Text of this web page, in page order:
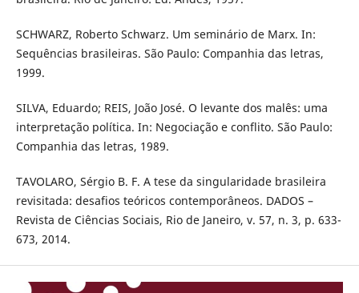
SCHWARZ, Roberto Schwarz. Um seminário de Marx. In:
Sequências brasileiras. São Paulo: Companhia das letras,
1999.
SILVA, Eduardo; REIS, João José. O levante dos malês: uma
interpretação política. In: Negociação e conflito. São Paulo:
Companhia das letras, 1989.
TAVOLARO, Sérgio B. F. A tese da singularidade brasileira
revisitada: desafios teóricos contemporâneos. DADOS –
Revista de Ciências Sociais, Rio de Janeiro, v. 57, n. 3, p. 633-
673, 2014.